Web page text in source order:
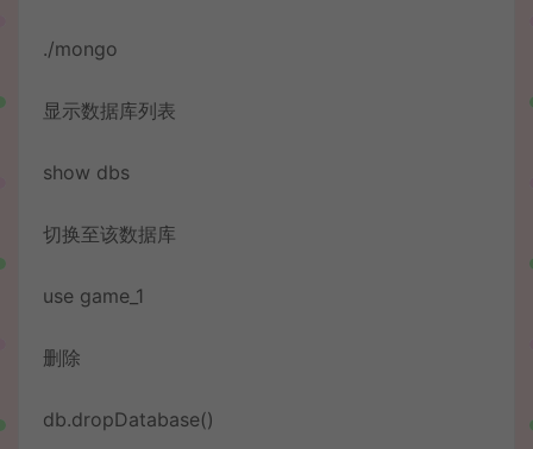
./mongo
显示数据库列表
show dbs
切换至该数据库
use game_1
删除
db.dropDatabase()